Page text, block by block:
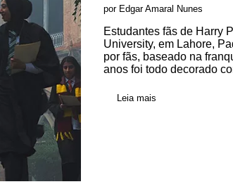
por Edgar Amaral Nunes
Estudantes fãs de Harry
University, em Lahore,
por fãs, baseado na
anos foi todo decorado
Leia mais